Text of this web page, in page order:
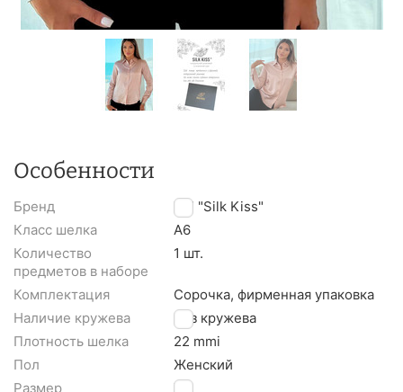
Особенности
Бренд
TM "Silk Kiss"
Класс шелка
A6
Количество
предметов в наборе
1 шт.
Комплектация
Сорочка, фирменная упаковка
Наличие кружева
Без кружева
Плотность шелка
22 mmi
Пол
Женский
Размер
XL